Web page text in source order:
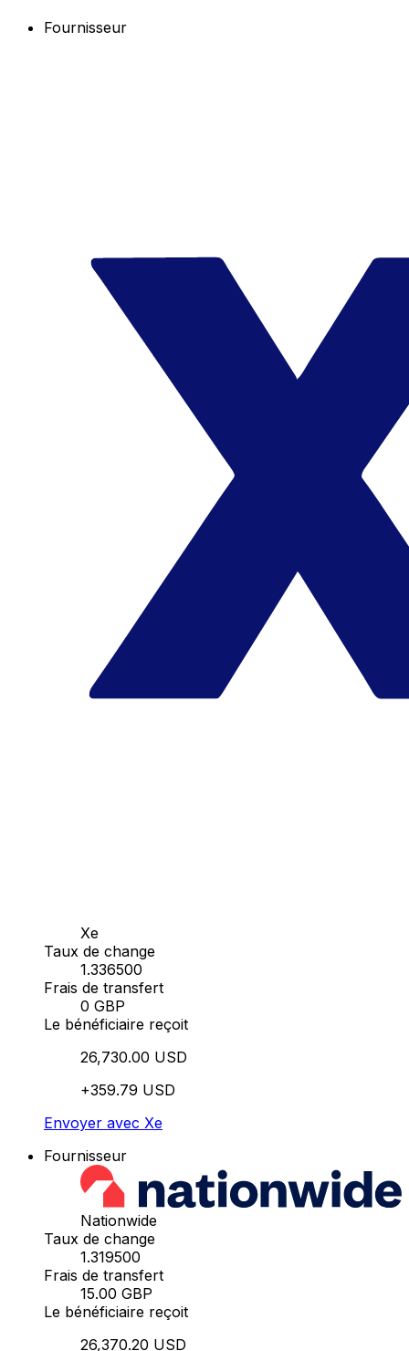
Fournisseur
Xe
Taux de change
1.336500
Frais de transfert
0 GBP
Le bénéficiaire reçoit
26,730.00 USD
+359.79 USD
Envoyer avec Xe
Fournisseur
Nationwide
Taux de change
1.319500
Frais de transfert
15.00 GBP
Le bénéficiaire reçoit
26,370.20 USD